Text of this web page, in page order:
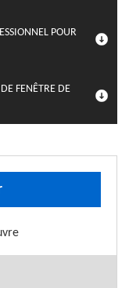
POUR
FENÊTRE DE